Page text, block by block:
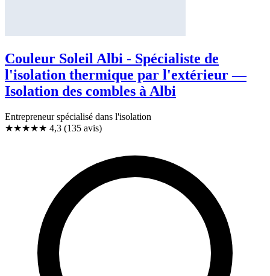
Couleur Soleil Albi - Spécialiste de
l'isolation thermique par l'extérieur —
Isolation des combles à Albi
Entrepreneur spécialisé dans l'isolation
★★★★★ 4,3 (135 avis)